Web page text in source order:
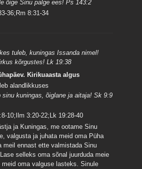
õige Sinu palge ees! Ps 143:2
36;Rm 8:31-34
tuleb, kuningas Issanda nimel!
kõrgustes! Lk 19:38
Kirikuaasta algus
alandlikkuses
sinu kuningas, õiglane ja aitaja! Sk 9:9
10;Ilm 3:20-22;Lk 19:28-40
ja Kuningas, me ootame Sinu
valgusta ja juhata meid oma Püha
meil ennast ette valmistada Sinu
selleks oma sõnal juurduda meie
oma valguse lasteks. Sinule